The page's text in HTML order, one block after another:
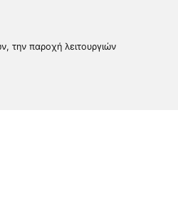
την παροχή λειτουργιών